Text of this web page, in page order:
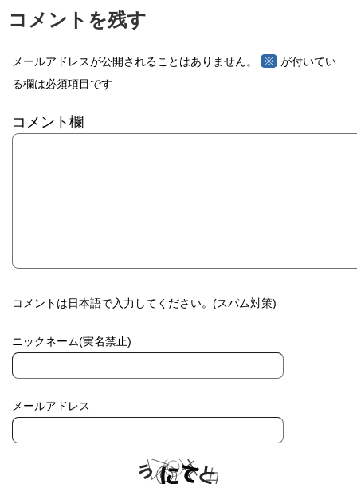
コメントを残す
メールアドレスが公開されることはありません。 ※ が付いてい
る欄は必須項目です
コメント欄
コメントは日本語で入力してください。(スパム対策)
ニックネーム(実名禁止)
メールアドレス